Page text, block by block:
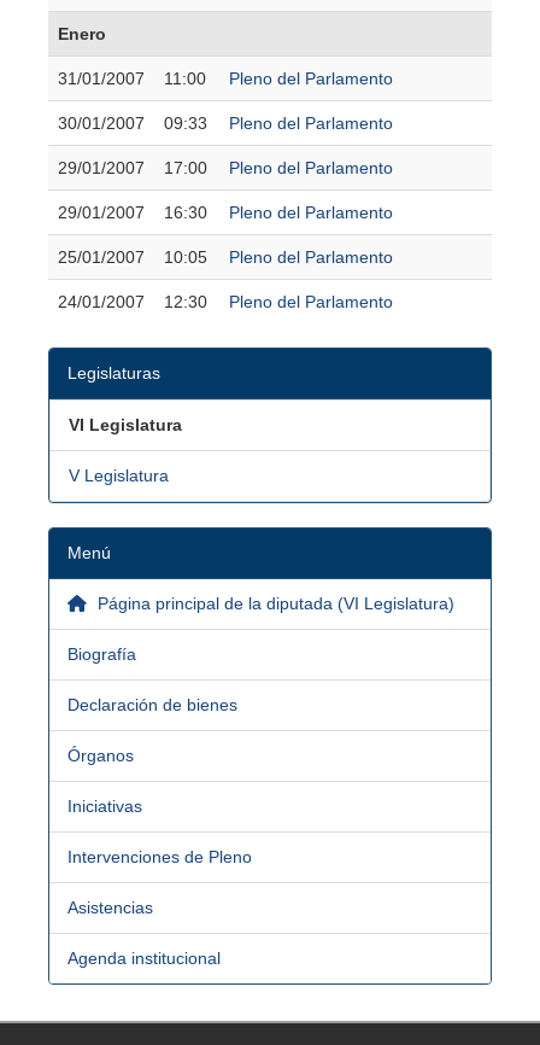
Enero
31/01/2007 11:00 Pleno del Parlamento
30/01/2007 09:33 Pleno del Parlamento
29/01/2007 17:00 Pleno del Parlamento
29/01/2007 16:30 Pleno del Parlamento
25/01/2007 10:05 Pleno del Parlamento
24/01/2007 12:30 Pleno del Parlamento
Legislaturas
VI Legislatura
V Legislatura
Menú
Página principal de la diputada (VI Legislatura)
Biografía
Declaración de bienes
Órganos
Iniciativas
Intervenciones de Pleno
Asistencias
Agenda institucional